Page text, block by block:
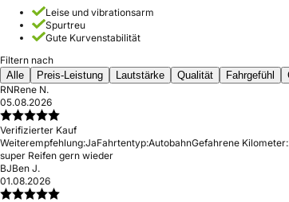
Leise und vibrationsarm
Spurtreu
Gute Kurvenstabilität
Filtern nach
Alle
Preis-Leistung Lautstärke Qualität Fahrgefühl
RNRene N.
05.08.2026
Verifizierter Kauf
Weiterempfehlung:JaFahrtentyp:AutobahnGefahrene Kilometer:
super Reifen gern wieder
BJBen J.
01.08.2026